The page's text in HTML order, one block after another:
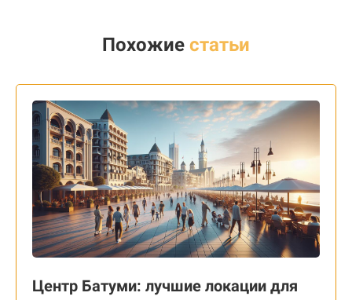
Похожие статьи
Центр Батуми: лучшие локации для